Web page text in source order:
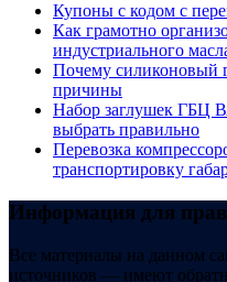
Купоны c кодом с
Как грамотно
индустриального
Почему силиконовый
причины
Набор заглушек ГБЦ
выбрать правильно
Перевозка
транспортировку
Информация для
Все материалы на данном
источников — имеют